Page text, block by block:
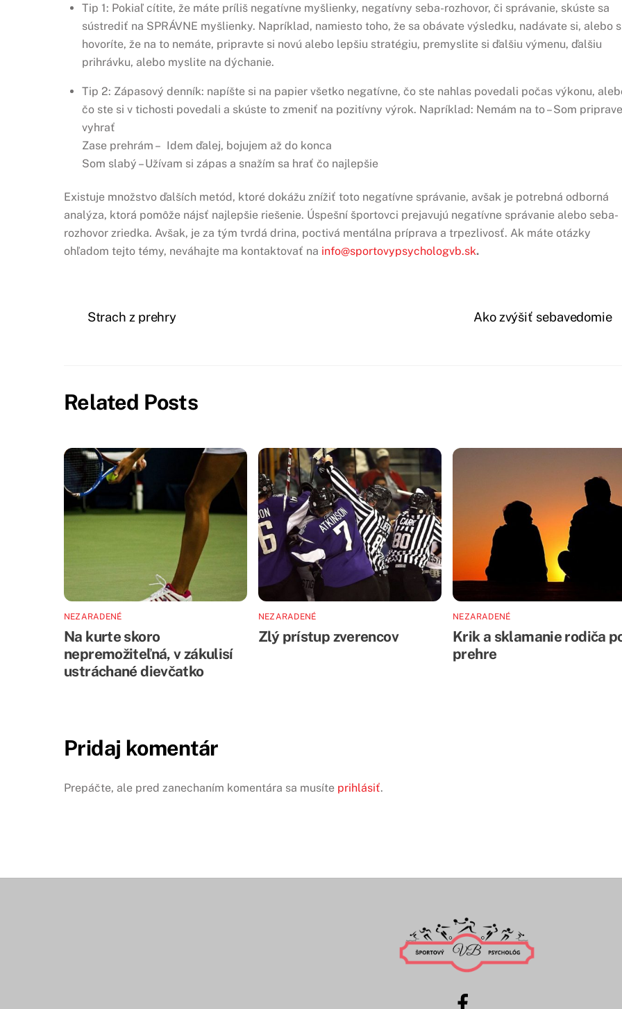
Tip 1: Pokiaľ cítite, že máte príliš negatívne myšlienky, negatívny seba-rozhovor, či správanie, skúste sa
sústrediť na SPRÁVNE myšlienky. Napríklad, namiesto toho, že sa obávate výsledku, nadávate si, alebo
hovoríte, že na to nemáte, pripravte si novú alebo lepšiu stratégiu, premyslite si ďalšiu výmenu, ďalšiu
prihrávku, alebo myslite na dýchanie.
Tip 2: Zápasový denník: napíšte si na papier všetko negatívne, čo ste nahlas povedali počas výkonu,
čo ste si v tichosti povedali a skúste to zmeniť na pozitívny výrok. Napríklad: Nemám na to – Som
vyhrať
Zase prehrám – Idem ďalej, bojujem až do konca
Som slabý – Užívam si zápas a snažím sa hrať čo najlepšie
Existuje množstvo ďalších metód, ktoré dokážu znížiť toto negatívne správanie, avšak je potrebná odborná
analýza, ktorá pomôže nájsť najlepšie riešenie. Úspešní športovci prejavujú negatívne správanie alebo seba-
rozhovor zriedka. Avšak, je za tým tvrdá drina, poctivá mentálna príprava a trpezlivosť. Ak máte otázky
ohľadom tejto témy, neváhajte ma kontaktovať na info@sportovypsychologvb.sk.
Strach z prehry Ako zvýšiť sebavedomie
Related Posts
NEZARADENÉ
Na kurte skoro
nepremožiteľná, v zákulisí
ustráchané dievčatko
NEZARADENÉ
Zlý prístup zverencov
NEZARADENÉ
Krik a sklamanie rodiča
prehre
Pridaj komentár
Prepáčte, ale pred zanechaním komentára sa musíte prihlásiť.